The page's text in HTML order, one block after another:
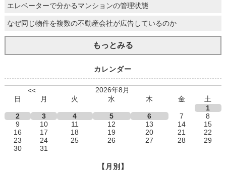
エレベーターで分かるマンションの管理状態
なぜ同じ物件を複数の不動産会社が広告しているのか
もっとみる
カレンダー
<<
2026年8月
日
月 火 水 木 金
土
1
2
3 4 5 6 7
8
9
10 11 12 13 14
15
16
17 18 19 20 21
22
23
24 25 26 27 28
29
30
31
【月別】